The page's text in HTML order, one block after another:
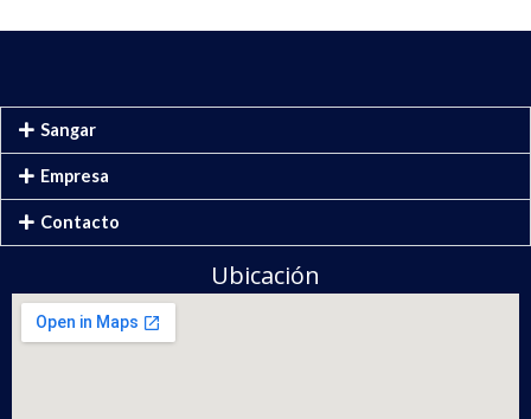
Sangar
Empresa
Contacto
Ubicación